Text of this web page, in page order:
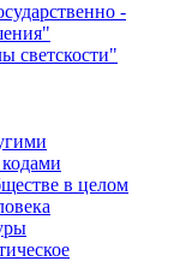
-
светскости"
в целом